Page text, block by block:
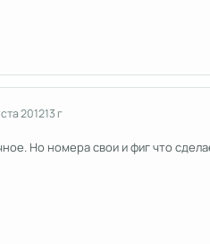
201213 г
Но номера свои и фиг что